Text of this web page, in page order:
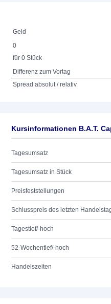
Geld
0
für 0 Stück
Differenz zum Vortag
Spread absolut / relativ
Kursinformationen B.A.T.
Tagesumsatz
Tagesumsatz in Stück
Preisfeststellungen
Schlusspreis des letzten
Tagestief/-hoch
52-Wochentief/-hoch
Handelszeiten